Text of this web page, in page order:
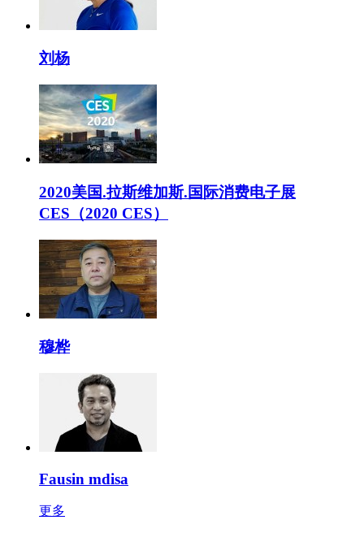
刘杨
2020美国.拉斯维加斯.国际消费电子展
CES（2020 CES）
穆桦
Fausin mdisa
更多